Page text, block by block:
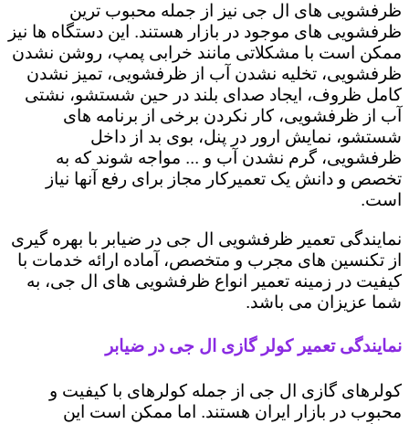
ظرفشویی های ال جی نیز از جمله محبوب ترین
ظرفشویی های موجود در بازار هستند. این دستگاه ها نیز
ممکن است با مشکلاتی مانند خرابی پمپ، روشن نشدن
ظرفشویی، تخلیه نشدن آب از ظرفشویی، تمیز نشدن
کامل ظروف، ایجاد صدای بلند در حین شستشو، نشتی
آب از ظرفشویی، کار نکردن برخی از برنامه های
شستشو، نمایش ارور در پنل، بوی بد از داخل
ظرفشویی، گرم نشدن آب و ... مواجه شوند که به
تخصص و دانش یک تعمیرکار مجاز برای رفع آنها نیاز
است.
نمایندگی تعمیر ظرفشویی ال جی در ضیابر با بهره گیری
از تکنسین های مجرب و متخصص، آماده ارائه خدمات با
کیفیت در زمینه تعمیر انواع ظرفشویی های ال جی، به
شما عزیزان می باشد.
نمایندگی تعمیر کولر گازی ال جی در ضیابر
کولرهای گازی ال جی از جمله کولرهای با کیفیت و
محبوب در بازار ایران هستند. اما ممکن است این